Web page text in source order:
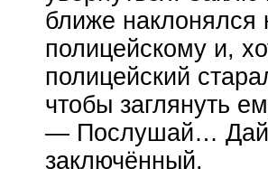
ближе наклонялся
полицейскому и,
полицейский
чтобы заглянуть
— Послушай… Дай
заключённый.